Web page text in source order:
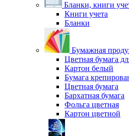
Бланки, книги
Книги учета
Бланки
Бумажная
Цветная бумага
Картон белый
Бумага
Цветная бумага
Бархатная бумага
Фольга цветная
Картон цветной